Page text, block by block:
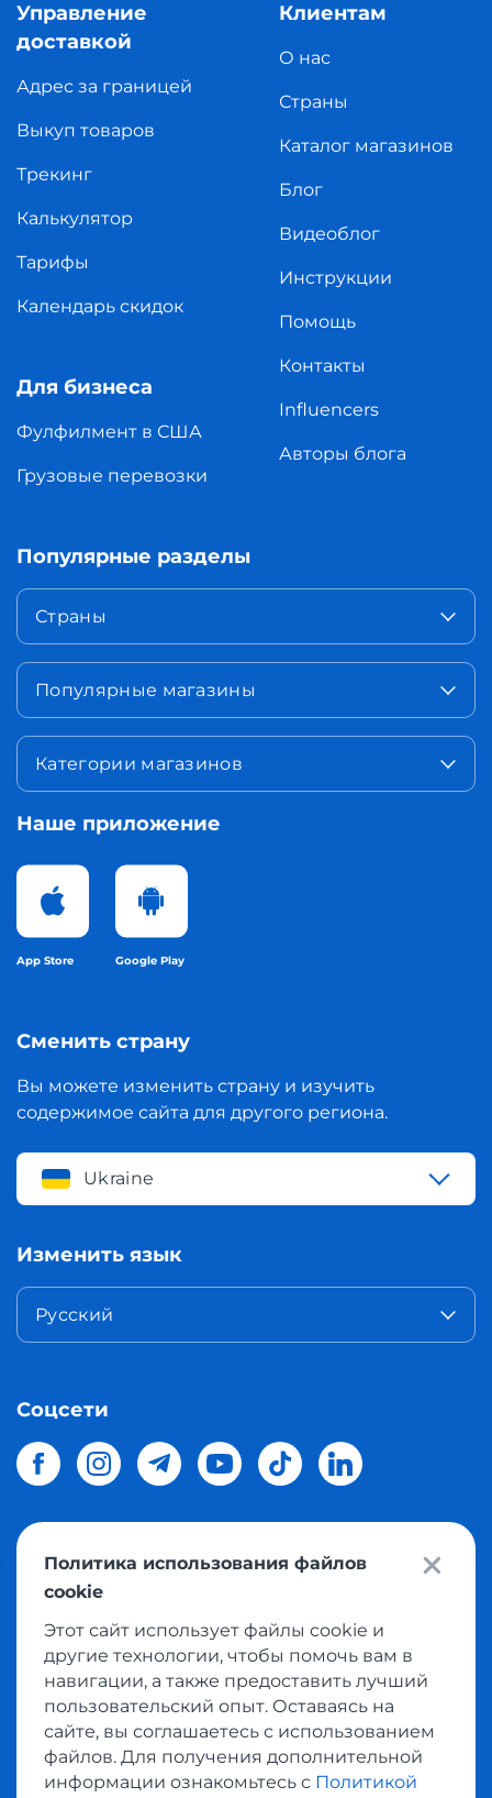
Управление
доставкой
Адрес за границей
Выкуп товаров
Трекинг
Калькулятор
Тарифы
Календарь скидок
Для бизнеса
Фулфилмент в США
Грузовые перевозки
Клиентам
О нас
Страны
Каталог магазинов
Блог
Видеоблог
Инструкции
Помощь
Контакты
Influencers
Авторы блога
Популярные разделы
Страны
Популярные магазины
Категории магазинов
Наше приложение
App Store Google Play
Сменить страну
Вы можете изменить страну и изучить
содержимое сайта для другого региона.
Ukraine
Изменить язык
Русский
Соцсети
© 2026 Meest Shoppingдоставка покупок с интернет
магазинов мира в Украину.
Политика конфиденциальности
Публичная оферта
Условия пользования сервисом выкупа товаров
Политика использования файлов
cookie
Этот сайт использует файлы cookie и
другие технологии, чтобы помочь вам в
навигации, а также предоставить лучший
пользовательский опыт. Оставаясь на
сайте, вы соглашаетесь с использованием
файлов. Для получения дополнительной
информации ознакомьтесь с Политикой